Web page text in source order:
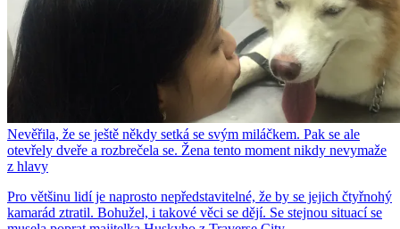
Nevěřila, že se ještě někdy setká se svým miláčkem. Pak se ale
otevřely dveře a rozbrečela se. Žena tento moment nikdy nevymaže
z hlavy
Pro většinu lidí je naprosto nepředstavitelné, že by se jejich čtyřnohý
kamarád ztratil. Bohužel, i takové věci se dějí. Se stejnou situací se